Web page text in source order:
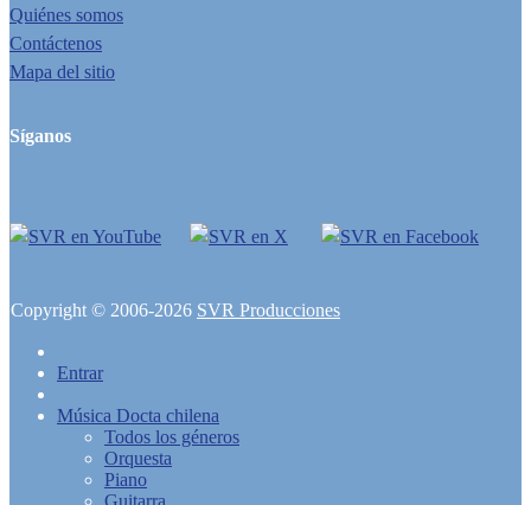
Quiénes somos
Contáctenos
Mapa del sitio
Síganos
Copyright © 2006-2026 SVR Producciones
Entrar
Música Docta chilena
Todos los géneros
Orquesta
Piano
Guitarra